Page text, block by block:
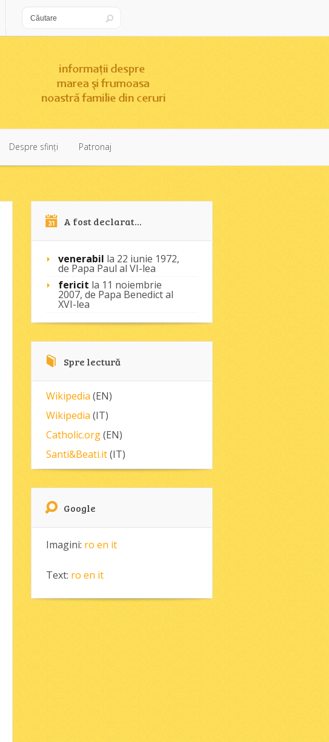
Despre sfinţi Patronaj
A fost declarat…
venerabil la 22 iunie 1972,
de Papa Paul al VI-lea
fericit la 11 noiembrie
2007, de Papa Benedict al
XVI-lea
Spre lectură
Wikipedia (EN)
Wikipedia (IT)
Catholic.org(EN)
Santi&Beati.it(IT)
Google
Imagini: ro en it
Text: ro en it